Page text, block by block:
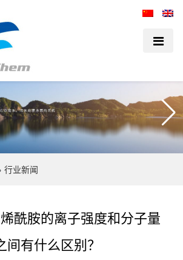
› 行业新闻
酰胺的离子强度和分子量
间有什么区别？